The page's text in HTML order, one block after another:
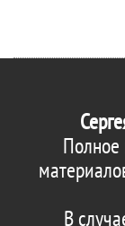
Полное
В